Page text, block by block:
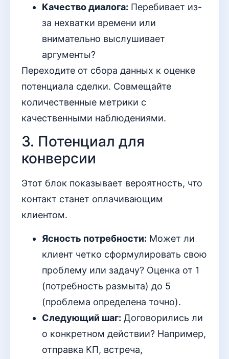
Качество диалога: Перебивает из-
за нехватки времени или
внимательно выслушивает
аргументы?
Переходите от сбора данных к оценке
потенциала сделки. Совмещайте
количественные метрики с
качественными наблюдениями.
3. Потенциал для
конверсии
Этот блок показывает вероятность, что
контакт станет оплачивающим
клиентом.
Ясность потребности: Может ли
клиент четко сформулировать свою
проблему или задачу? Оценка от 1
(потребность размыта) до 5
(проблема определена точно).
Следующий шаг: Договорились ли
о конкретном действии? Например,
отправка КП, встреча,